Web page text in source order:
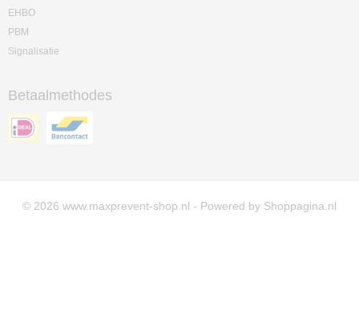
EHBO
PBM
Signalisatie
Betaalmethodes
© 2026 www.maxprevent-shop.nl - Powered by Shoppagina.nl